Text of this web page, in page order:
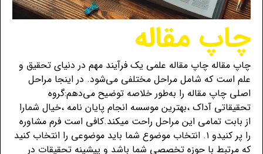
چاپ مقاله
چاپ مقاله چاپ مقاله علمی یک فرآیند مهم در دنیای تحقیق و
علم است که شامل مراحل مختلفی می‌شود. در اینجا مراحل
اصلی چاپ مقاله را به‌طور خلاصه توضیح می‌دهم:گروه
تحقیقاتی آداک ،بهترین موسسه انجام پایان نامه ،خیال شمارا
از بابت تمامی این مراحل راحت میکند.کافی است فرم مشاوره
را پر کنیدو ۱. انتخاب موضوع شما باید موضوعی را انتخاب کنید
که مرتبط با حوزه تخصصی شما باشد و پیشینه تحقیقات در